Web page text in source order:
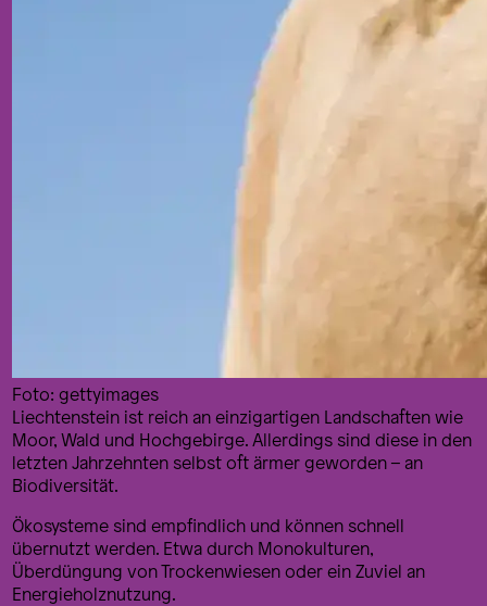
Foto: gettyimages
Liechtenstein ist reich an einzigartigen Landschaften wie
Moor, Wald und Hochgebirge. Allerdings sind diese in den
letzten Jahrzehnten selbst oft ärmer geworden – an
Biodiversität.
Ökosysteme sind empfindlich und können schnell
übernutzt werden. Etwa durch Monokulturen,
Überdüngung von Trockenwiesen oder ein Zuviel an
Energieholznutzung.